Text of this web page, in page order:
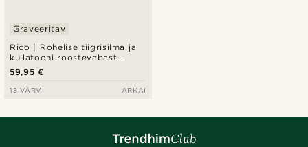
Rico | Rohelise tiigrisilma ja
kullatooni roostevabast
terasest koljuga käevõru
Graveeritav
59,95 €
13 VÄRVI ARKAI